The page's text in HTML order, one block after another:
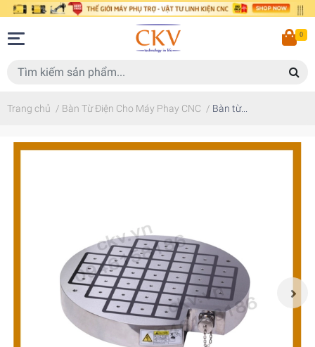
0
Trang chủ / Bàn Từ Điện Cho Máy Phay CNC / Bàn từ...